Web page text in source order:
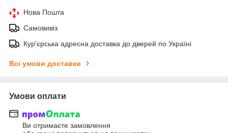
Нова Пошта
Самовивіз
Кур'єрська адресна доставка до дверей по Україні
Всі умови доставки
Умови оплати
Ви отримаєте замовлення